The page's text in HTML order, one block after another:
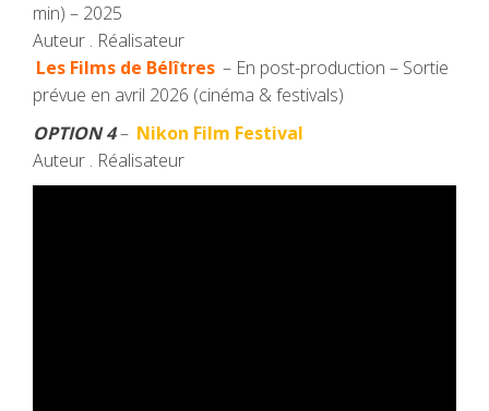
min) – 2025
Auteur . Réalisateur
Les Films de Bélîtres – En post-production – Sortie
prévue en avril 2026 (cinéma & festivals)
OPTION 4– Nikon Film Festival
Auteur . Réalisateur